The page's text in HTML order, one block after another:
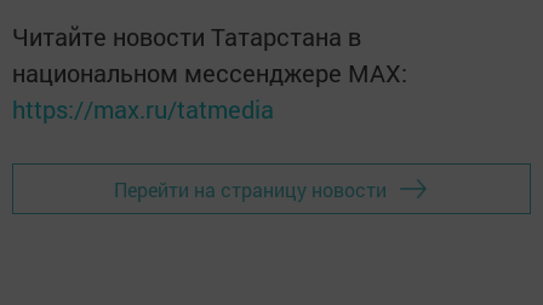
Читайте новости Татарстана в
национальном мессенджере MАХ:
https://max.ru/tatmedia
Перейти на страницу новости